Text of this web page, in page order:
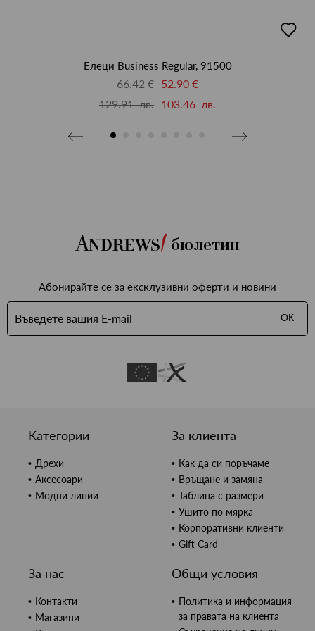
в
Елеци Business Regular, 91500
66.42 € 52.90 €
129.91 лв. 103.46 лв.
бюлетин
Абонирайте се за ексклузивни оферти и новини
ОК
Категории
Дрехи
Аксесоари
Модни линии
За клиента
Как да си поръчаме
Връщане и замяна
Таблица с размери
Ушито по мярка
Корпоративни клиенти
Gift Card
За нас
Контакти
Магазини
Общи условия
Политика и информация
за правата на клиента